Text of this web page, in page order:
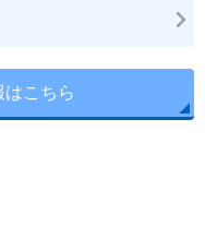
こちら